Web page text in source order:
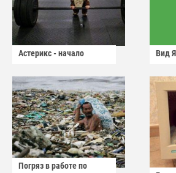
Астерикс - начало Вид
Погряз в работе по